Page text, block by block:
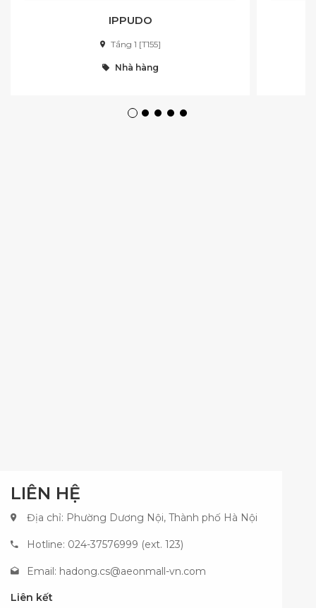
IPPUDO
Tầng 1 [T155]
Nhà hàng
LIÊN HỆ
Địa chỉ: Phường Dương Nội, Thành phố Hà Nội
Hotline: 024-37576999 (ext. 123)
Email: hadong.cs@aeonmall-vn.com
Liên kết